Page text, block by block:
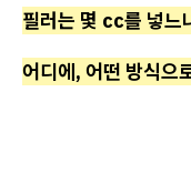
필러는 몇 cc를 넣느
어디에, 어떤 방식으